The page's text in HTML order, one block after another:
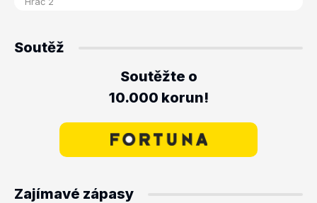
Soutěž
Soutěžte o
10.000 korun!
Zajímavé zápasy